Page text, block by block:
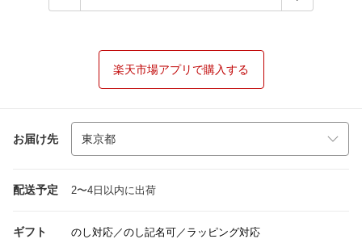
楽天市場アプリで購入する
お届け先
配送予定 2〜4日以内に出荷
ギフト のし対応／のし記名可／ラッピング対応